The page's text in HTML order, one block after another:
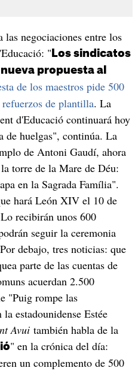
las negociaciones entre los
" Los sindicatos
propuesta al
de los maestros pide 500
de plantilla. La
d'Educació continuará hoy
de huelgas", continúa. La
de Antoni Gaudí, ahora
torre de la Mare de Déu:
en la Sagrada Família".
hará León XIV el 10 de
recibirán unos 600
seguir la ceremonia
debajo, tres noticias: que
parte de las cuentas de
acuerdan 2.500
"Puig rompe las
estadounidense Estée
Avuitambién habla de la
" en la crónica del día:
un complemento de 500